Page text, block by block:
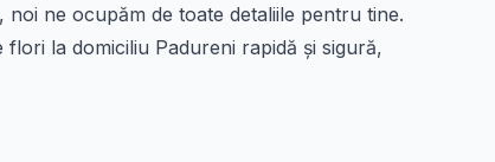
ne ocupăm de toate detaliile pentru tine.
la domiciliu Padureni rapidă și sigură,